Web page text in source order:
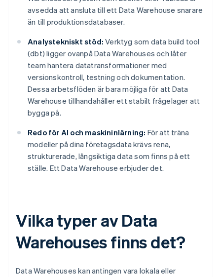
avsedda att ansluta till ett Data Warehouse snarare
än till produktionsdatabaser.
Analystekniskt stöd: Verktyg som data build tool
(dbt) ligger ovanpå Data Warehouses och låter
team hantera datatransformationer med
versionskontroll, testning och dokumentation.
Dessa arbetsflöden är bara möjliga för att Data
Warehouse tillhandahåller ett stabilt frågelager att
bygga på.
Redo för AI och maskininlärning: För att träna
modeller på dina företagsdata krävs rena,
strukturerade, långsiktiga data som finns på ett
ställe. Ett Data Warehouse erbjuder det.
Vilka typer av Data
Warehouses finns det?
Data Warehouses kan antingen vara lokala eller